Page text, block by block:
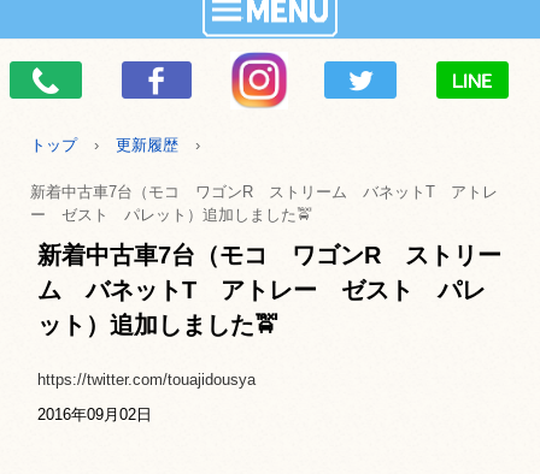
トップ › 更新履歴 ›
新着中古車7台（モコ ワゴンR ストリーム バネットT アトレ
ー ゼスト パレット）追加しました🚖
新着中古車7台（モコ ワゴンR ストリー
ム バネットT アトレー ゼスト パレ
ット）追加しました🚖
https://twitter.com/touajidousya
2016年09月02日